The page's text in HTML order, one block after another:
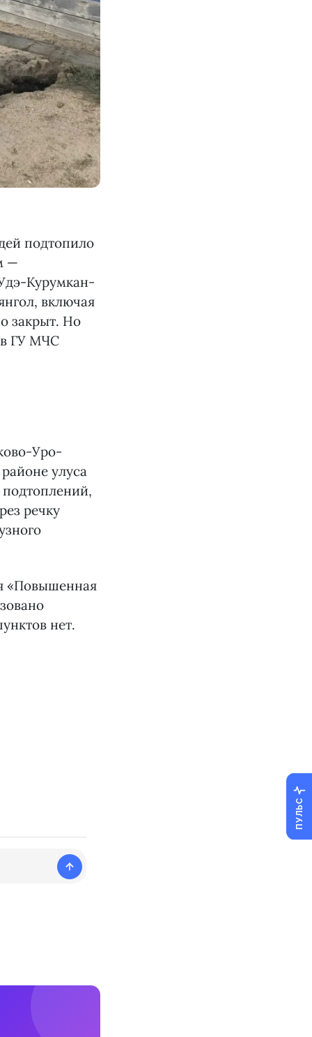
подтопило
—
Курумкан-
включая
закрыт. Но
в ГУ МЧС
Уро-
улуса
речку
«Повышенная
нет.
ПУЛЬС